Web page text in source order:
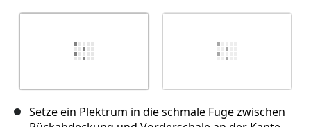
Setze ein Plektrum in die schmale Fuge zwischen